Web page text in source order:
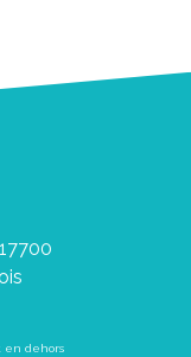
en dehors